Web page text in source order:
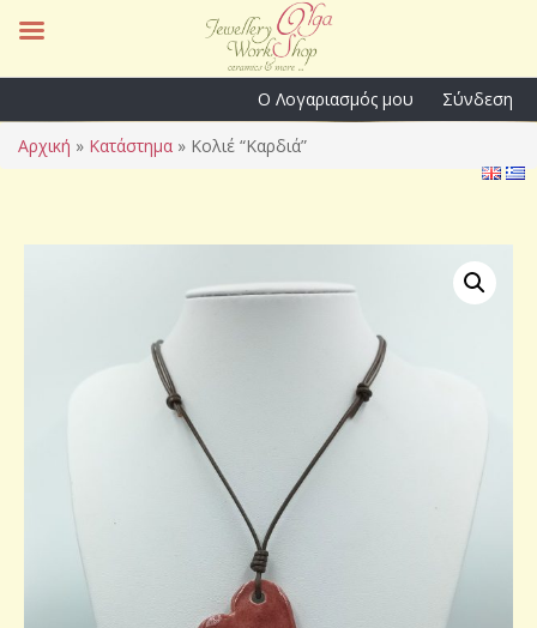
Ο Λογαριασμός μου Σύνδεση
Αρχική » Κατάστημα » Κολιέ “Καρδιά”